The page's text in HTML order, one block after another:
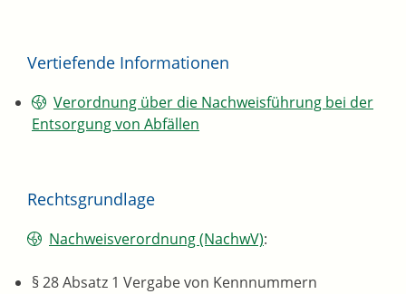
Vertiefende Informationen
Verordnung über die Nachweisführung bei der
Entsorgung von Abfällen
Rechtsgrundlage
Nachweisverordnung (NachwV):
§ 28 Absatz 1 Vergabe von Kennnummern